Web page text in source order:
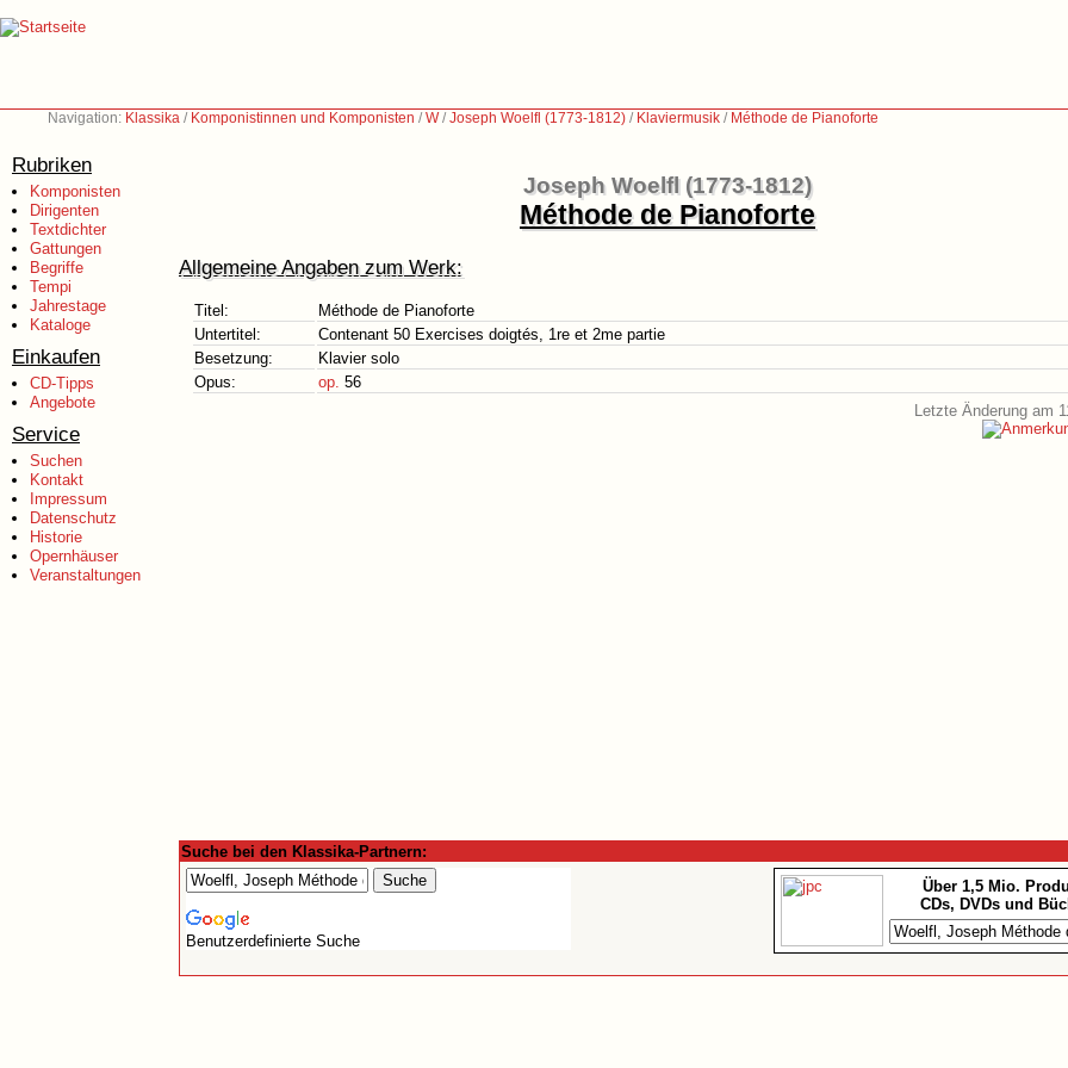
Navigation: Klassika / Komponistinnen und Komponisten /W/Joseph Woelfl (1773-1812) / Klaviermusik / Méthode de Pianoforte
Rubriken
Komponisten
Dirigenten
Textdichter
Gattungen
Begriffe
Tempi
Jahrestage
Kataloge
Einkaufen
CD-Tipps
Angebote
Service
Suchen
Kontakt
Impressum
Datenschutz
Historie
Opernhäuser
Veranstaltungen
Joseph Woelfl (1773-1812)
Méthode de Pianoforte
Allgemeine Angaben zum Werk:
Titel:
Méthode de Pianoforte
Untertitel:
Contenant 50 Exercises doigtés, 1re et 2me partie
Besetzung:
Klavier solo
Opus:
op. 56
Letzte Änderung am
Suche bei den Klassika-Partnern:
Benutzerdefinierte Suche
Über 1,5 Mio.
CDs, DVDs und